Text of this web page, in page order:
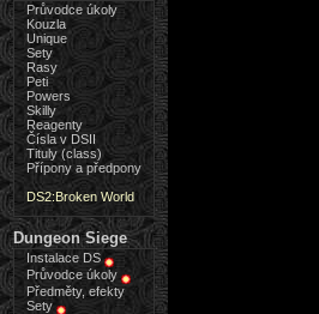
Průvodce úkoly
Kouzla
Unique
Sety
Rasy
Peti
Powers
Skilly
Reagenty
Čísla v DSII
Tituly (class)
Přípony a předpony
DS2:Broken World
Dungeon Siege
Instalace DS
Průvodce úkoly
Předměty, efekty
Sety